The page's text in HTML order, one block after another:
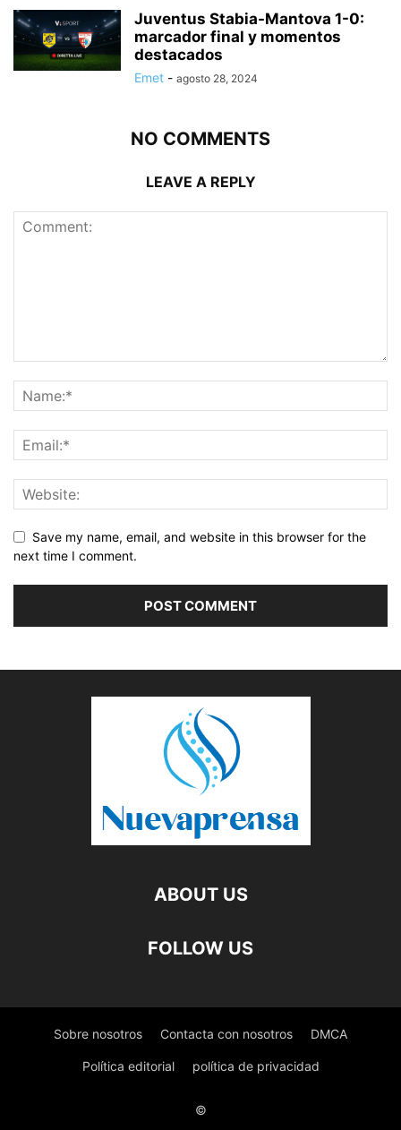
Juventus Stabia-Mantova 1-0:
marcador final y momentos
destacados
Emet - agosto 28, 2024
NO COMMENTS
LEAVE A REPLY
Save my name, email, and website in this browser for the
next time I comment.
ABOUT US
FOLLOW US
Sobre nosotros Contacta con nosotros DMCA
Política editorial política de privacidad
©